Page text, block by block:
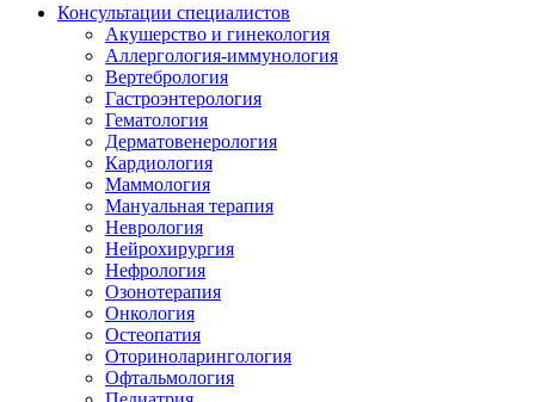
Консультации специалистов
Акушерство и гинекология
Аллергология-иммунология
Вертебрология
Гастроэнтерология
Гематология
Дерматовенерология
Кардиология
Маммология
Мануальная терапия
Неврология
Нейрохирургия
Нефрология
Озонотерапия
Онкология
Остеопатия
Оториноларингология
Офтальмология